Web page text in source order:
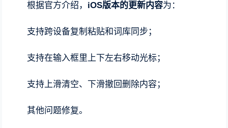
根据官方介绍， iOS版本的更新内容为：
支持跨设备复制粘贴和词库同步；
支持在输入框里上下左右移动光标；
支持上滑清空、下滑撤回删除内容；
其他问题修复。